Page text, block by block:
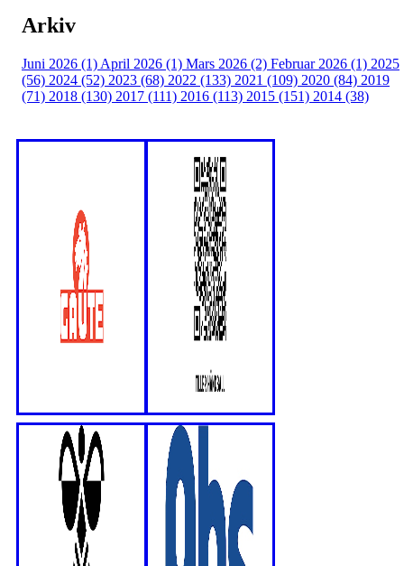
Arkiv
Juni 2026 (1) April 2026 (1) Mars 2026 (2) Februar 2026 (1) 2025
(56) 2024 (52) 2023 (68) 2022 (133) 2021 (109) 2020 (84) 2019
(71) 2018 (130) 2017 (111) 2016 (113) 2015 (151) 2014 (38)